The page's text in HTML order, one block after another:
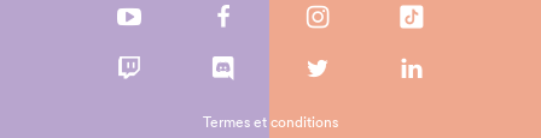
Termes et conditions